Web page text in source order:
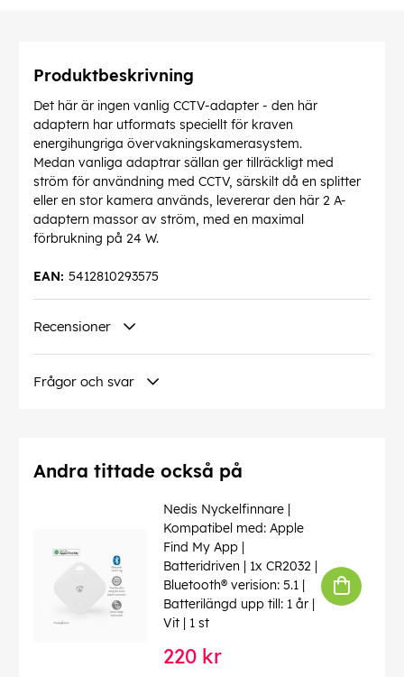
Produktbeskrivning
Det här är ingen vanlig CCTV-adapter - den här
adaptern har utformats speciellt för kraven
energihungriga övervakningskamerasystem.
Medan vanliga adaptrar sällan ger tillräckligt med
ström för användning med CCTV, särskilt då en splitter
eller en stor kamera används, levererar den här 2 A-
adaptern massor av ström, med en maximal
förbrukning på 24 W.
5412810293575
EAN:
Recensioner
Frågor och svar
Andra tittade också på
Nedis Nyckelfinnare |
Kompatibel med: Apple
Find My App |
Batteridriven | 1x CR2032 |
Bluetooth® verision: 5.1 |
Batterilängd upp till: 1 år |
Vit | 1 st
220 kr